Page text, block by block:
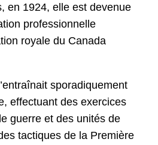
en 1924, elle est devenue
professionnelle
royale du Canada
sporadiquement
effectuant des exercices
guerre et des unités de
tactiques de la Première